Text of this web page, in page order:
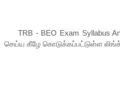
TRB - BEO Exam Syllabus
செய்ய கீழே கொடுக்கப்பட்டுள்ள